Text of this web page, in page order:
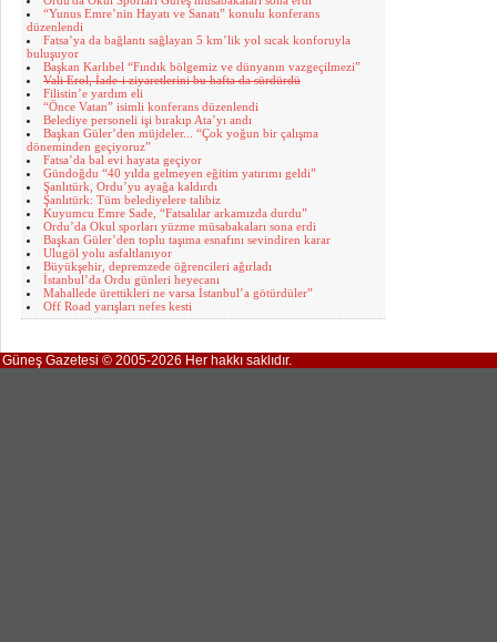
“Yunus Emre’nin Hayatı ve Sanatı” konulu konferans
düzenlendi
Fatsa’ya da bağlantı sağlayan 5 km’lik yol sıcak konforuyla
buluşuyor
Başkan Karlıbel “Fındık bölgemiz ve dünyanın vazgeçilmezi”
Vali Erol, İade-i ziyaretlerini bu hafta da sürdürdü
Filistin’e yardım eli
“Önce Vatan” isimli konferans düzenlendi
Belediye personeli işi bırakıp Ata’yı andı
Başkan Güler’den müjdeler... “Çok yoğun bir çalışma
döneminden geçiyoruz”
Fatsa’da bal evi hayata geçiyor
Gündoğdu “40 yılda gelmeyen eğitim yatırımı geldi”
Şanlıtürk, Ordu’yu ayağa kaldırdı
Şanlıtürk: Tüm belediyelere talibiz
Kuyumcu Emre Sade, “Fatsalılar arkamızda durdu”
Ordu’da Okul sporları yüzme müsabakaları sona erdi
Başkan Güler’den toplu taşıma esnafını sevindiren karar
Ulugöl yolu asfaltlanıyor
Büyükşehir, depremzede öğrencileri ağırladı
İstanbul’da Ordu günleri heyecanı
Mahallede ürettikleri ne varsa İstanbul’a götürdüler”
Off Road yarışları nefes kesti
Güneş Gazetesi © 2005-2026 Her hakkı saklıdır.